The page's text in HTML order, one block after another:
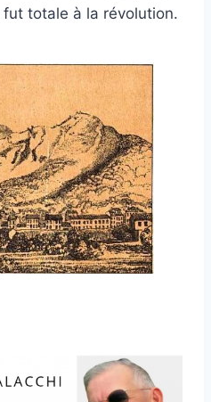
totale à la révolution.